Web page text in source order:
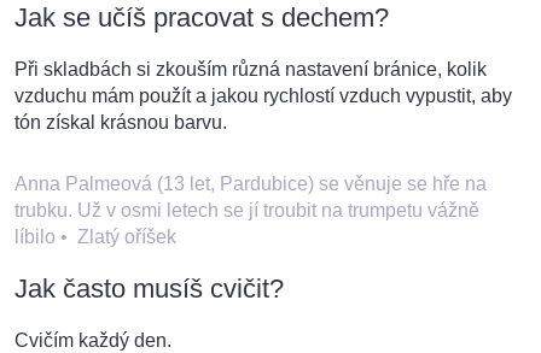
Jak se učíš pracovat s dechem?
Při skladbách si zkouším různá nastavení bránice, kolik
vzduchu mám použít a jakou rychlostí vzduch vypustit, aby
tón získal krásnou barvu.
Anna Palmeová (13 let, Pardubice) se věnuje se hře na
trubku. Už v osmi letech se jí troubit na trumpetu vážně
líbilo • Zlatý oříšek
Jak často musíš cvičit?
Cvičím každý den.